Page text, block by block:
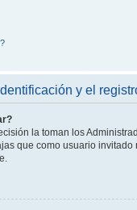
y el
la toman los
que como usuario